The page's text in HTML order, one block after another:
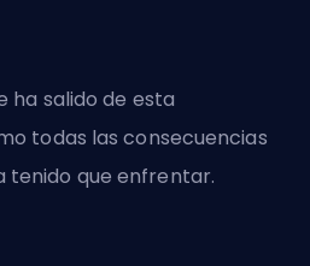
ha salido de esta
todas las consecuencias
tenido que enfrentar.